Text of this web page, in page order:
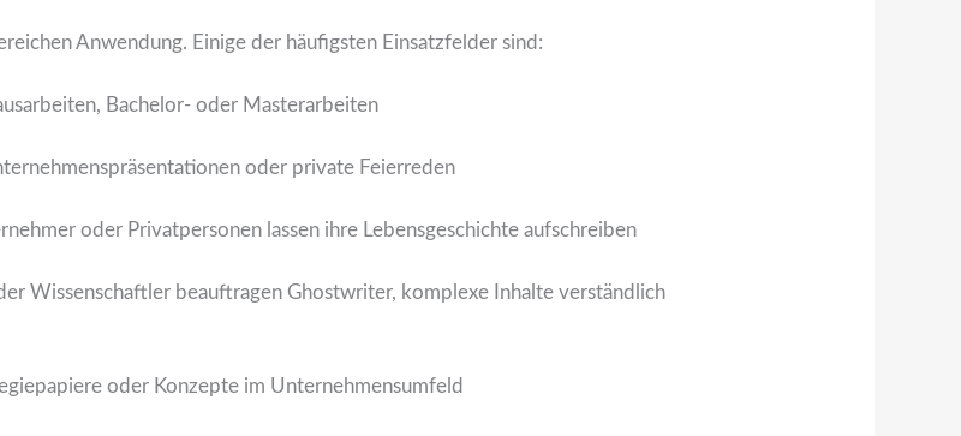
Anwendung. Einige der häufigsten Einsatzfelder sind:
Bachelor- oder Masterarbeiten
oder private Feierreden
oder Privatpersonen lassen ihre Lebensgeschichte aufschreiben
Wissenschaftler beauftragen Ghostwriter, komplexe Inhalte verständlich
oder Konzepte im Unternehmensumfeld